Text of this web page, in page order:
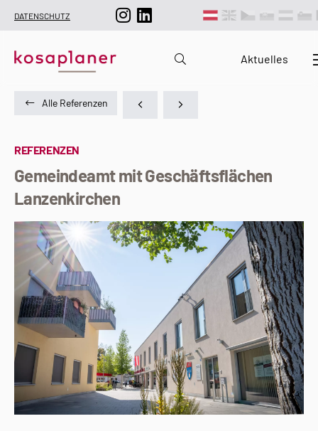
DATENSCHUTZ
Aktuelles
Alle Referenzen
REFERENZEN
Gemeindeamt mit Geschäftsflächen
Lanzenkirchen